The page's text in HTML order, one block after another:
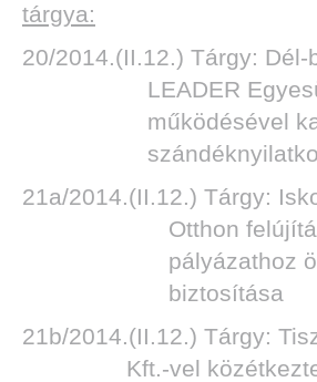
tárgya:
20/2014.(II.12.) Tárgy: Dél-
LEADER
működésével
21a/2014.(II.12.) Tárgy:
Otthon
pályázathoz
biztosítása
21b/2014.(II.12.) Tárgy:
Kft.-vel